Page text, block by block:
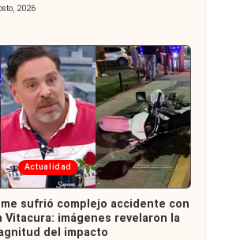
2026
Actualidad
sufrió complejo accidente con
imágenes revelaron la
del impacto